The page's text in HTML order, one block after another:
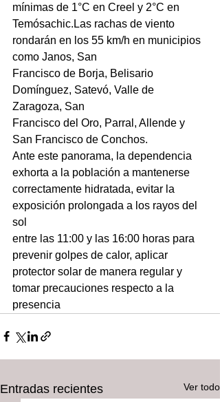
mínimas de 1°C en Creel y 2°C en
Temósachic.Las rachas de viento
rondarán en los 55 km/h en municipios
como Janos, San
Francisco de Borja, Belisario
Domínguez, Satevó, Valle de
Zaragoza, San
Francisco del Oro, Parral, Allende y
San Francisco de Conchos.
Ante este panorama, la dependencia
exhorta a la población a mantenerse
correctamente hidratada, evitar la
exposición prolongada a los rayos del
sol
entre las 11:00 y las 16:00 horas para
prevenir golpes de calor, aplicar
protector solar de manera regular y
tomar precauciones respecto a la
presencia
Entradas recientes Ver todo